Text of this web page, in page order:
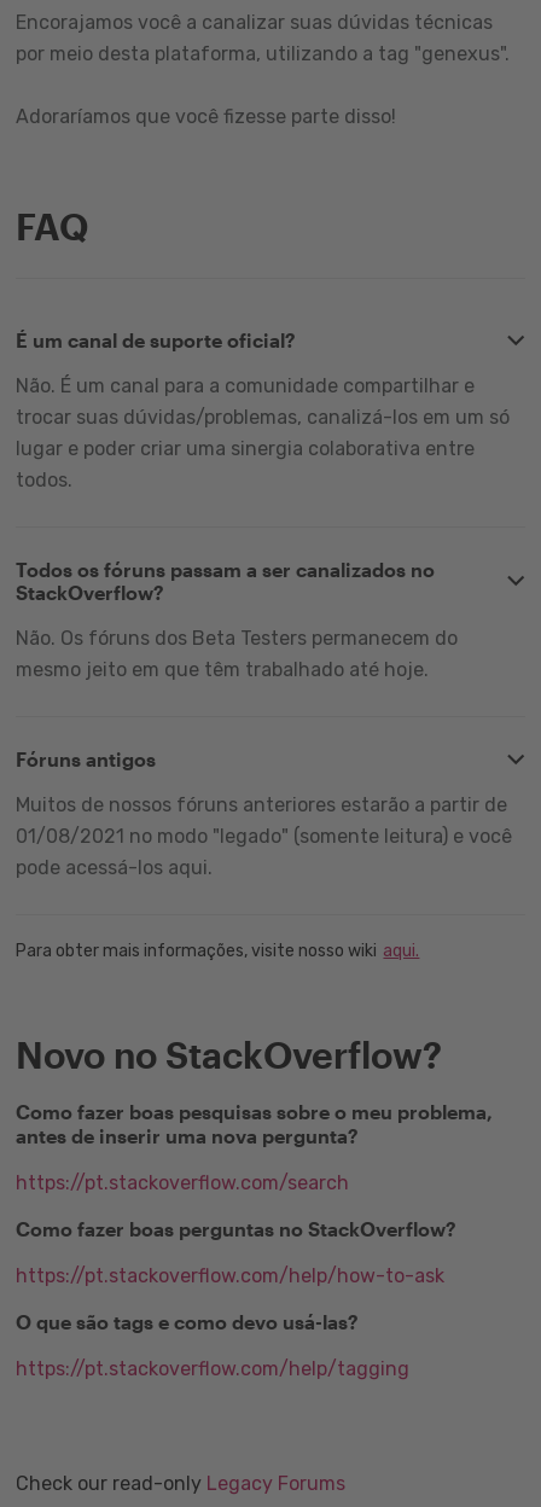
Encorajamos você a canalizar suas dúvidas técnicas
por meio desta plataforma, utilizando a tag "genexus".
Adoraríamos que você fizesse parte disso!
FAQ
É um canal de suporte oficial?
Não. É um canal para a comunidade compartilhar e
trocar suas dúvidas/problemas, canalizá-los em um só
lugar e poder criar uma sinergia colaborativa entre
todos.
Todos os fóruns passam a ser canalizados no
StackOverflow?
Não. Os fóruns dos Beta Testers permanecem do
mesmo jeito em que têm trabalhado até hoje.
Fóruns antigos
Muitos de nossos fóruns anteriores estarão a partir de
01/08/2021 no modo "legado" (somente leitura) e você
pode acessá-los aqui.
Para obter mais informações, visite nosso wiki aqui.
Novo no StackOverflow?
Como fazer boas pesquisas sobre o meu problema,
antes de inserir uma nova pergunta?
https://pt.stackoverflow.com/search
Como fazer boas perguntas no StackOverflow?
https://pt.stackoverflow.com/help/how-to-ask
O que são tags e como devo usá-las?
https://pt.stackoverflow.com/help/tagging
Check our read-only Legacy Forums